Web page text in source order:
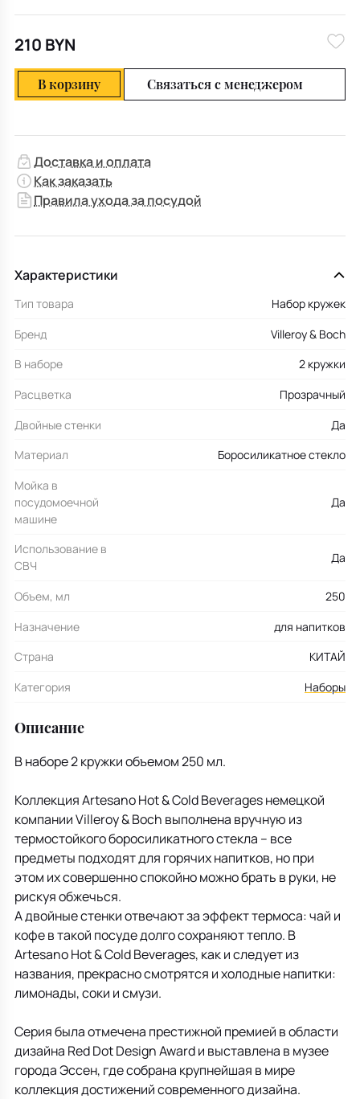
210 BYN
В корзину Связаться с менеджером
Доставка и оплата
Как заказать
Правила ухода за посудой
Характеристики
Тип товара
Набор кружек
Бренд
Villeroy & Boch
В наборе
2 кружки
Расцветка
Прозрачный
Двойные стенки
Да
Материал
Боросиликатное стекло
Мойка в
посудомоечной
машине
Да
Использование в
СВЧ
Да
Объем, мл
250
Назначение
для напитков
Страна
КИТАЙ
Категория
Наборы
Описание
В наборе 2 кружки объемом 250 мл.
Коллекция Artesano Hot & Cold Beverages немецкой
компании Villeroy & Boch выполнена вручную из
термостойкого боросиликатного стекла – все
предметы подходят для горячих напитков, но при
этом их совершенно спокойно можно брать в руки, не
рискуя обжечься.
А двойные стенки отвечают за эффект термоса: чай и
кофе в такой посуде долго сохраняют тепло. В
Artesano Hot & Cold Beverages, как и следует из
названия, прекрасно смотрятся и холодные напитки:
лимонады, соки и смузи.
Серия была отмечена престижной премией в области
дизайна Red Dot Design Award и выставлена в музее
города Эссен, где собрана крупнейшая в мире
коллекция достижений современного дизайна.